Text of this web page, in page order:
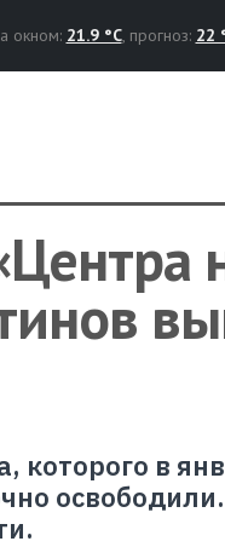
окном: 21.9 °C, прогноз: 22
которого в